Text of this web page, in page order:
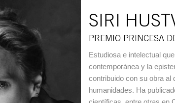
SIRI
PREMIO PRINCESA
Estudiosa e intelectual
contemporánea y la
contribuido con su obra al
humanidades. Ha